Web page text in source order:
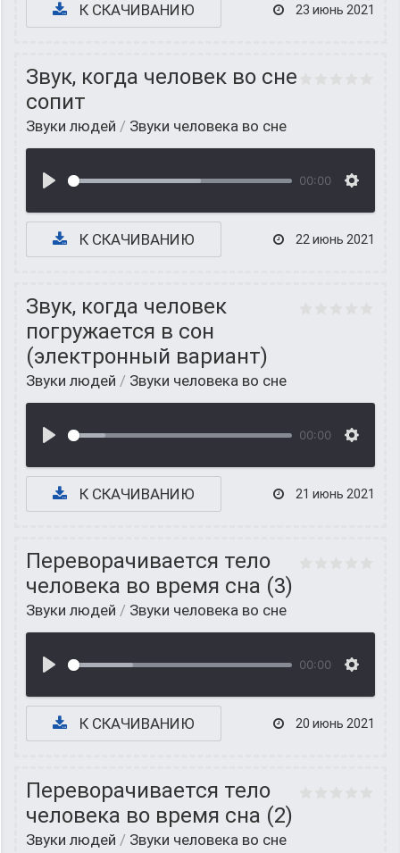
К СКАЧИВАНИЮ 23 июнь 2021
Звук, когда человек во сне
сопит
Звуки людей / Звуки человека во сне
00:00
К СКАЧИВАНИЮ 22 июнь 2021
Звук, когда человек
погружается в сон
(электронный вариант)
Звуки людей / Звуки человека во сне
00:00
К СКАЧИВАНИЮ 21 июнь 2021
Переворачивается тело
человека во время сна (3)
Звуки людей / Звуки человека во сне
00:00
К СКАЧИВАНИЮ 20 июнь 2021
Переворачивается тело
человека во время сна (2)
Звуки людей / Звуки человека во сне